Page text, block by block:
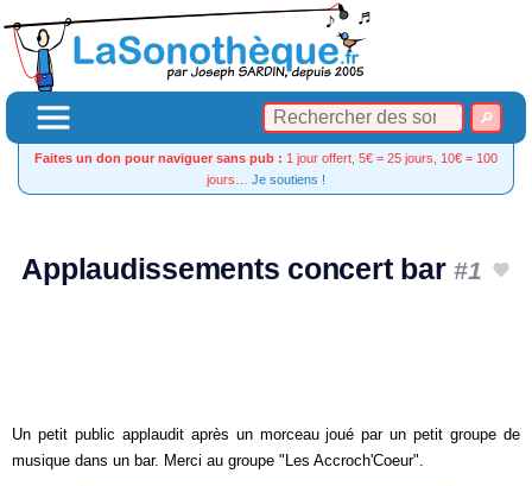
Faites un don pour naviguer sans pub : 1 jour offert, 5€ = 25 jours, 10€ = 100
jours… Je soutiens !
Applaudissements concert bar#1
Un petit public applaudit après un morceau joué par un petit groupe de
musique dans un bar. Merci au groupe "Les Accroch'Coeur".